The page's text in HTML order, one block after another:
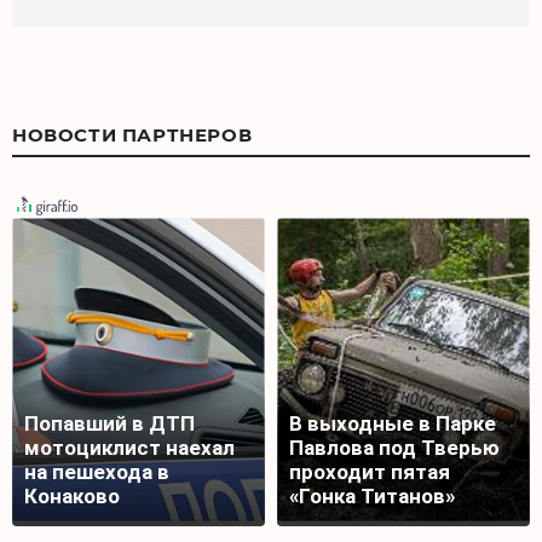
НОВОСТИ ПАРТНЕРОВ
Попавший в ДТП
мотоциклист наехал
на пешехода в
Конаково
В выходные в Парке
Павлова под Тверью
проходит пятая
«Гонка Титанов»